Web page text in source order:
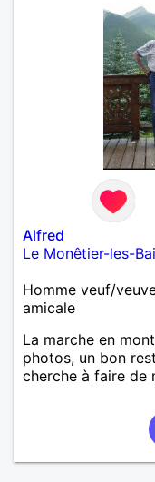
Alfred
Le Monêtier-les-
Homme veuf/
amicale
La marche en
photos, un bon
cherche à faire de